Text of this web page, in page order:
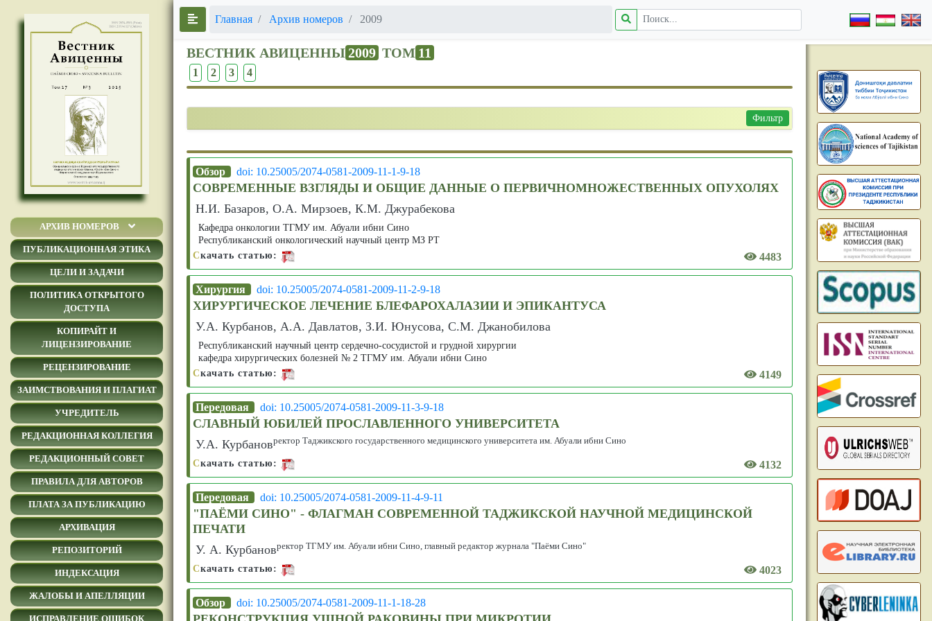
АРХИВ НОМЕРОВ
ПУБЛИКАЦИОННАЯ ЭТИКА
ЦЕЛИ И ЗАДАЧИ
ПОЛИТИКА ОТКРЫТОГО
ДОСТУПА
КОПИРАЙТ И
ЛИЦЕНЗИРОВАНИЕ
РЕЦЕНЗИРОВАНИЕ
ЗАИМСТВОВАНИЯ И ПЛАГИАТ
УЧРЕДИТЕЛЬ
РЕДАКЦИОННАЯ КОЛЛЕГИЯ
РЕДАКЦИОННЫЙ СОВЕТ
ПРАВИЛА ДЛЯ АВТОРОВ
ПЛАТА ЗА ПУБЛИКАЦИЮ
АРХИВАЦИЯ
РЕПОЗИТОРИЙ
ИНДЕКСАЦИЯ
ЖАЛОБЫ И АПЕЛЛЯЦИИ
ИСПРАВЛЕНИЕ ОШИБОК
Главная Архив номеров 2009
ВЕСТНИК АВИЦЕННЫ2009 ТОМ 11
1 2 3 4
Фильтр
Обзор doi: 10.25005/2074-0581-2009-11-1-9-18
СОВРЕМЕННЫЕ ВЗГЛЯДЫ И ОБЩИЕ ДАННЫЕ О ПЕРВИЧНОМНОЖЕСТВЕННЫХ ОПУХОЛЯХ
Н.И. Базаров, О.А. Мирзоев, К.М. Джурабекова
Кафедра онкологии ТГМУ им. Абуали ибни Сино
Республиканский онкологический научный центр МЗ РТ
Скачать статью: 4483
Хирургия doi: 10.25005/2074-0581-2009-11-2-9-18
ХИРУРГИЧЕСКОЕ ЛЕЧЕНИЕ БЛЕФАРОХАЛАЗИИ И ЭПИКАНТУСА
У.А. Курбанов, А.А. Давлатов, З.И. Юнусова, С.М. Джанобилова
Республиканский научный центр сердечно-сосудистой и грудной хирургии
кафедра хирургических болезней № 2 ТГМУ им. Абуали ибни Сино
Скачать статью: 4149
Передовая doi: 10.25005/2074-0581-2009-11-3-9-18
СЛАВНЫЙ ЮБИЛЕЙ ПРОСЛАВЛЕННОГО УНИВЕРСИТЕТА
У.А. Курбановректор Таджикского государственного медицинского университета им. Абуали ибни Сино
Скачать статью: 4132
Передовая doi: 10.25005/2074-0581-2009-11-4-9-11
"ПАЁМИ СИНО" - ФЛАГМАН СОВРЕМЕННОЙ ТАДЖИКСКОЙ НАУЧНОЙ МЕДИЦИНСКОЙ
ПЕЧАТИ
У. А. Курбановректор ТГМУ им. Абуали ибни Сино, главный редактор журнала "Паёми Сино"
Скачать статью: 4023
Обзор doi: 10.25005/2074-0581-2009-11-1-18-28